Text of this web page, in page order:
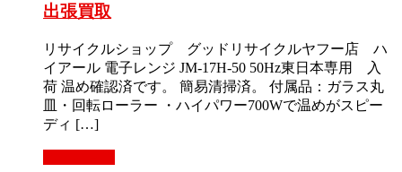
出張買取
リサイクルショップ グッドリサイクルヤフー店 ハ
イアール 電子レンジ JM-17H-50 50Hz東日本専用 入
荷 温め確認済です。 簡易清掃済。 付属品：ガラス丸
皿・回転ローラー ・ハイパワー700Wで温めがスピー
ディ […]